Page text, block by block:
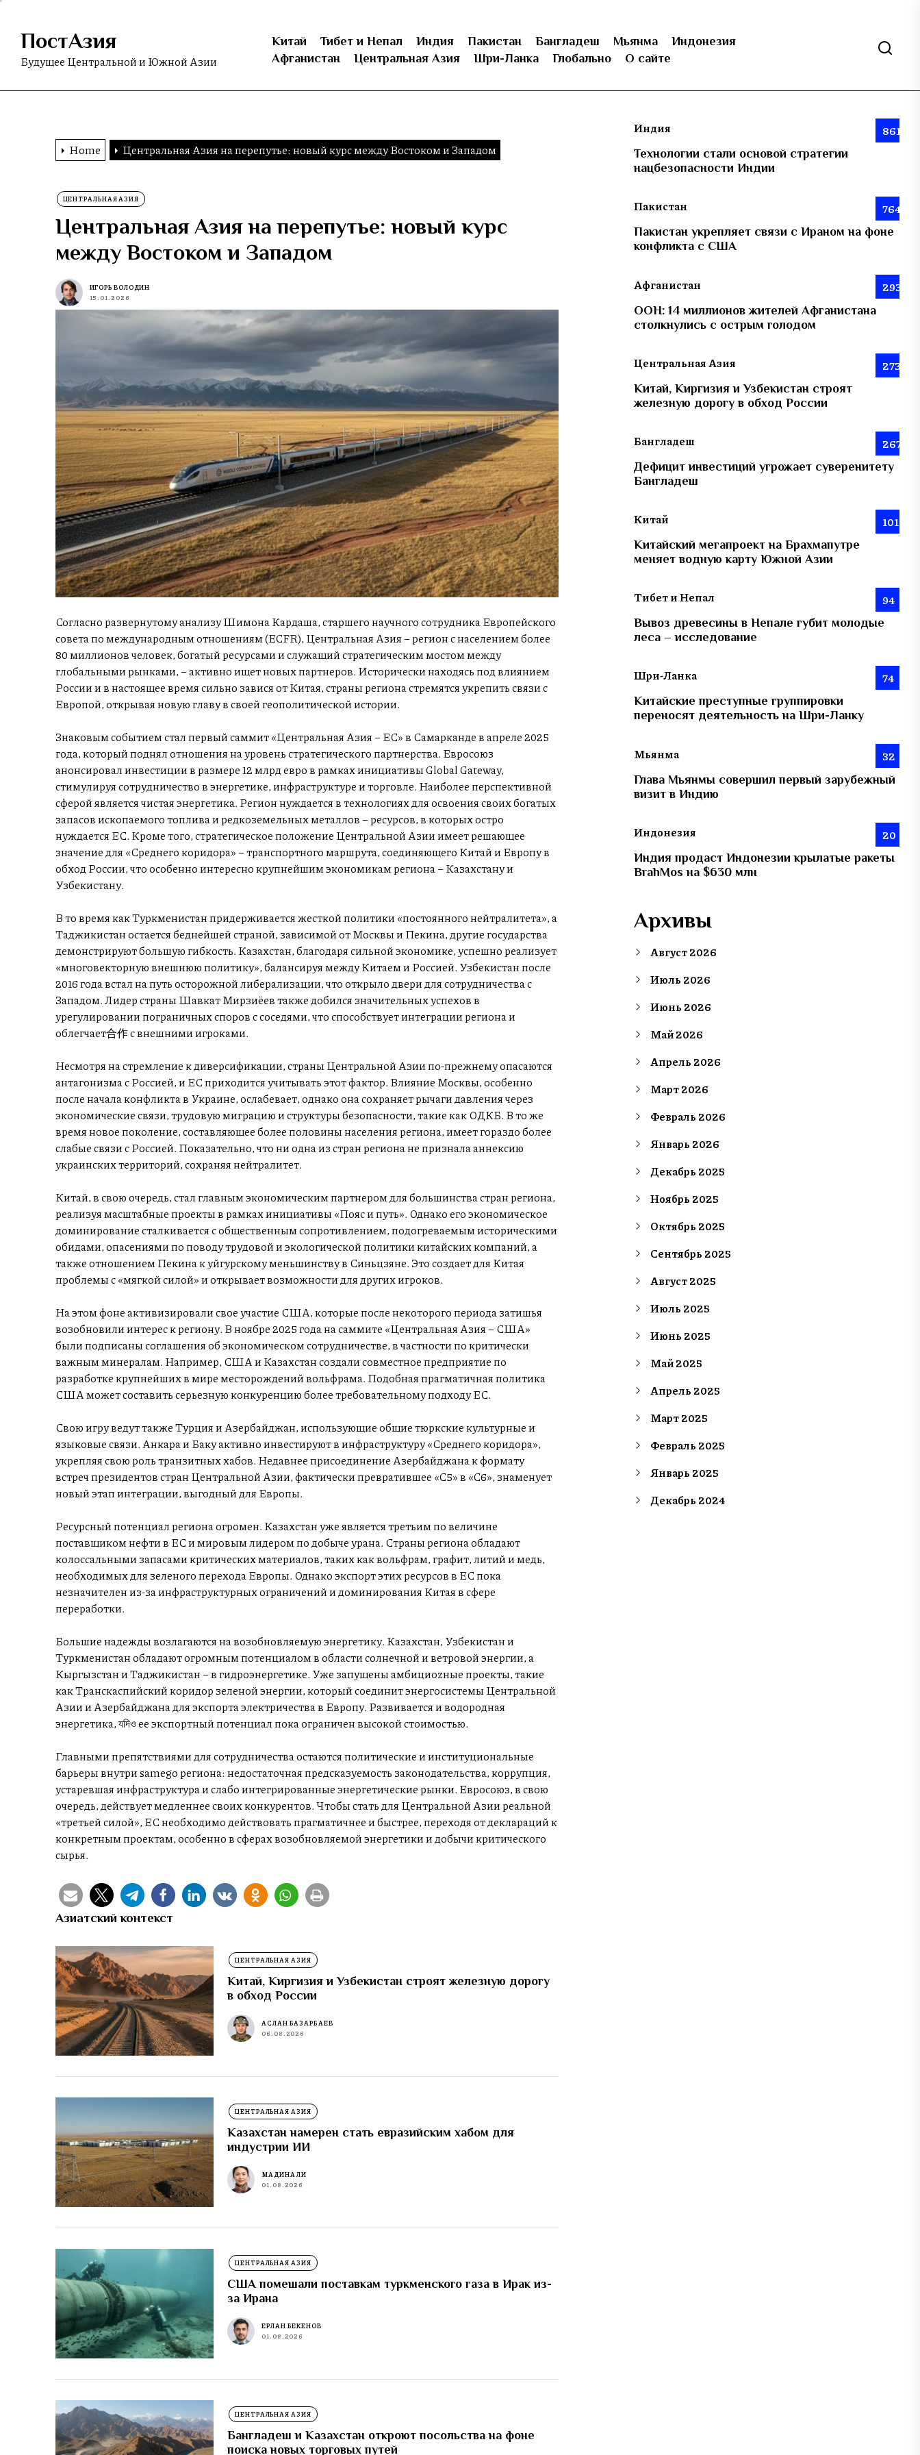
Skip
content
ПостАзия
Будущее Центральной и Южной Азии
Китай Тибет и Непал Индия Пакистан Бангладеш Мьянма
Индонезия
Афганистан
Центральная Азия Шри-Ланка Глобально О сайте
Home Центральная Азия на перепутье: новый курс между Востоком и Западом
ЦЕНТРАЛЬНАЯ АЗИЯ
Центральная Азия на перепутье: новый курс
между Востоком и Западом
ИГОРЬ ВОЛОДИН
15.01.2026
Согласно развернутому анализу Шимона Кардаша, старшего научного сотрудника Европейского
совета по международным отношениям (ECFR), Центральная Азия – регион с населением более
80 миллионов человек, богатый ресурсами и служащий стратегическим мостом между
глобальными рынками, – активно ищет новых партнеров. Исторически находясь под влиянием
России и в настоящее время сильно завися от Китая, страны региона стремятся укрепить связи с
Европой, открывая новую главу в своей геополитической истории.
Знаковым событием стал первый саммит «Центральная Азия – ЕС» в Самарканде в апреле 2025
года, который поднял отношения на уровень стратегического партнерства. Евросоюз
анонсировал инвестиции в размере 12 млрд евро в рамках инициативы Global Gateway,
стимулируя сотрудничество в энергетике, инфраструктуре и торговле. Наиболее перспективной
сферой является чистая энергетика. Регион нуждается в технологиях для освоения своих богатых
запасов ископаемого топлива и редкоземельных металлов – ресурсов, в которых остро
нуждается ЕС. Кроме того, стратегическое положение Центральной Азии имеет решающее
значение для «Среднего коридора» – транспортного маршрута, соединяющего Китай и Европу в
обход России, что особенно интересно крупнейшим экономикам региона – Казахстану и
Узбекистану.
В то время как Туркменистан придерживается жесткой политики «постоянного нейтралитета», а
Таджикистан остается беднейшей страной, зависимой от Москвы и Пекина, другие государства
демонстрируют большую гибкость. Казахстан, благодаря сильной экономике, успешно реализует
«многовекторную внешнюю политику», балансируя между Китаем и Россией. Узбекистан после
2016 года встал на путь осторожной либерализации, что открыло двери для сотрудничества с
Западом. Лидер страны Шавкат Мирзиёев также добился значительных успехов в
урегулировании пограничных споров с соседями, что способствует интеграции региона и
облегчает合作 с внешними игроками.
Несмотря на стремление к диверсификации, страны Центральной Азии по-прежнему опасаются
антагонизма с Россией, и ЕС приходится учитывать этот фактор. Влияние Москвы, особенно
после начала конфликта в Украине, ослабевает, однако она сохраняет рычаги давления через
экономические связи, трудовую миграцию и структуры безопасности, такие как ОДКБ. В то же
время новое поколение, составляющее более половины населения региона, имеет гораздо более
слабые связи с Россией. Показательно, что ни одна из стран региона не признала аннексию
украинских территорий, сохраняя нейтралитет.
Китай, в свою очередь, стал главным экономическим партнером для большинства стран региона,
реализуя масштабные проекты в рамках инициативы «Пояс и путь». Однако его экономическое
доминирование сталкивается с общественным сопротивлением, подогреваемым историческими
обидами, опасениями по поводу трудовой и экологической политики китайских компаний, а
также отношением Пекина к уйгурскому меньшинству в Синьцзяне. Это создает для Китая
проблемы с «мягкой силой» и открывает возможности для других игроков.
На этом фоне активизировали свое участие США, которые после некоторого периода затишья
возобновили интерес к региону. В ноябре 2025 года на саммите «Центральная Азия – США»
были подписаны соглашения об экономическом сотрудничестве, в частности по критически
важным минералам. Например, США и Казахстан создали совместное предприятие по
разработке крупнейших в мире месторождений вольфрама. Подобная прагматичная политика
США может составить серьезную конкуренцию более требовательному подходу ЕС.
Свою игру ведут также Турция и Азербайджан, использующие общие тюркские культурные и
языковые связи. Анкара и Баку активно инвестируют в инфраструктуру «Среднего коридора»,
укрепляя свою роль транзитных хабов. Недавнее присоединение Азербайджана к формату
встреч президентов стран Центральной Азии, фактически превратившее «C5» в «C6», знаменует
новый этап интеграции, выгодный для Европы.
Ресурсный потенциал региона огромен. Казахстан уже является третьим по величине
поставщиком нефти в ЕС и мировым лидером по добыче урана. Страны региона обладают
колоссальными запасами критических материалов, таких как вольфрам, графит, литий и медь,
необходимых для зеленого перехода Европы. Однако экспорт этих ресурсов в ЕС пока
незначителен из-за инфраструктурных ограничений и доминирования Китая в сфере
переработки.
Большие надежды возлагаются на возобновляемую энергетику. Казахстан, Узбекистан и
Туркменистан обладают огромным потенциалом в области солнечной и ветровой энергии, а
Кыргызстан и Таджикистан – в гидроэнергетике. Уже запущены амбициozные проекты, такие
как Транскаспийский коридор зеленой энергии, который соединит энергосистемы Центральной
Азии и Азербайджана для экспорта электричества в Европу. Развивается и водородная
энергетика, যদিও ее экспортный потенциал пока ограничен высокой стоимостью.
Главными препятствиями для сотрудничества остаются политические и институциональные
барьеры внутри samego региона: недостаточная предсказуемость законодательства, коррупция,
устаревшая инфраструктура и слабо интегрированные энергетические рынки. Евросоюз, в свою
очередь, действует медленнее своих конкурентов. Чтобы стать для Центральной Азии реальной
«третьей силой», ЕС необходимо действовать прагматичнее и быстрее, переходя от деклараций к
конкретным проектам, особенно в сферах возобновляемой энергетики и добычи критического
сырья.
Азиатский контекст
ЦЕНТРАЛЬНАЯ АЗИЯ
Китай, Киргизия и Узбекистан строят железную дорогу
в обход России
АСЛАН БАЗАРБАЕВ
06.08.2026
ЦЕНТРАЛЬНАЯ АЗИЯ
Казахстан намерен стать евразийским хабом для
индустрии ИИ
МАДИНА ЛИ
01.08.2026
ЦЕНТРАЛЬНАЯ АЗИЯ
США помешали поставкам туркменского газа в Ирак из-
за Ирана
ЕРЛАН БЕКЕНОВ
01.08.2026
ЦЕНТРАЛЬНАЯ АЗИЯ
Бангладеш и Казахстан откроют посольства на фоне
поиска новых торговых путей
Индия 861
Технологии стали основой стратегии
нацбезопасности Индии
Пакистан 764
Пакистан укрепляет связи с Ираном на фоне
конфликта с США
Афганистан 293
ООН: 14 миллионов жителей Афганистана
столкнулись с острым голодом
Центральная Азия 273
Китай, Киргизия и Узбекистан строят
железную дорогу в обход России
Бангладеш 267
Дефицит инвестиций угрожает суверенитету
Бангладеш
Китай 101
Китайский мегапроект на Брахмапутре
меняет водную карту Южной Азии
Тибет и Непал 94
Вывоз древесины в Непале губит молодые
леса – исследование
Шри-Ланка 74
Китайские преступные группировки
переносят деятельность на Шри-Ланку
Мьянма 32
Глава Мьянмы совершил первый зарубежный
визит в Индию
Индонезия 20
Индия продаст Индонезии крылатые ракеты
BrahMos на $630 млн
Архивы
Август 2026
Июль 2026
Июнь 2026
Май 2026
Апрель 2026
Март 2026
Февраль 2026
Январь 2026
Декабрь 2025
Ноябрь 2025
Октябрь 2025
Сентябрь 2025
Август 2025
Июль 2025
Июнь 2025
Май 2025
Апрель 2025
Март 2025
Февраль 2025
Январь 2025
Декабрь 2024